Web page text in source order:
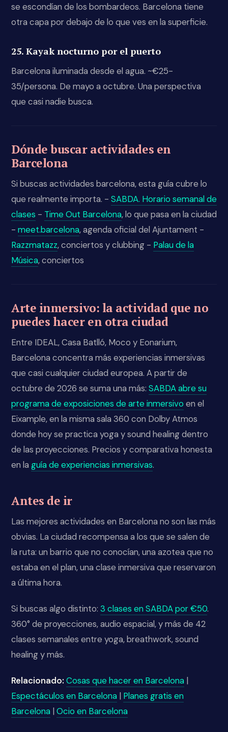
se escondían de los bombardeos. Barcelona tiene
otra capa por debajo de lo que ves en la superficie.
25. Kayak nocturno por el puerto
Barcelona iluminada desde el agua. ~€25-
35/persona. De mayo a octubre. Una perspectiva
que casi nadie busca.
Dónde buscar actividades en
Barcelona
Si buscas actividades barcelona, esta guía cubre lo
que realmente importa. - SABDA. Horario semanal de
clases - Time Out Barcelona, lo que pasa en la ciudad
- meet.barcelona, agenda oficial del Ajuntament -
Razzmatazz, conciertos y clubbing - Palau de la
Música, conciertos
Arte inmersivo: la actividad que no
puedes hacer en otra ciudad
Entre IDEAL, Casa Batlló, Moco y Eonarium,
Barcelona concentra más experiencias inmersivas
que casi cualquier ciudad europea. A partir de
octubre de 2026 se suma una más: SABDA abre su
programa de exposiciones de arte inmersivo en el
Eixample, en la misma sala 360 con Dolby Atmos
donde hoy se practica yoga y sound healing dentro
de las proyecciones. Precios y comparativa honesta
en la guía de experiencias inmersivas.
Antes de ir
Las mejores actividades en Barcelona no son las más
obvias. La ciudad recompensa a los que se salen de
la ruta: un barrio que no conocían, una azotea que no
estaba en el plan, una clase inmersiva que reservaron
a última hora.
Si buscas algo distinto: 3 clases en SABDA por €50.
360° de proyecciones, audio espacial, y más de 42
clases semanales entre yoga, breathwork, sound
healing y más.
Relacionado: Cosas que hacer en Barcelona |
Espectáculos en Barcelona | Planes gratis en
Barcelona | Ocio en Barcelona